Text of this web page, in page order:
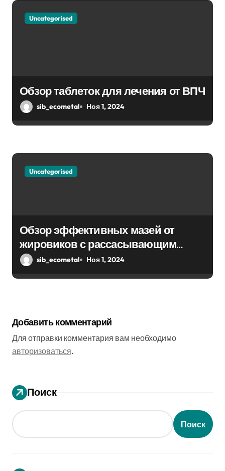
Uncategorised
Обзор таблеток для лечения от ВПЧ
sib_ecometal Ноя 1, 2024
Uncategorised
Обзор эффективных мазей от
жировиков с рассасывающим
эффектом
sib_ecometal Ноя 1, 2024
Добавить комментарий
Для отправки комментария вам необходимо
авторизоваться.
Поиск
Поиск